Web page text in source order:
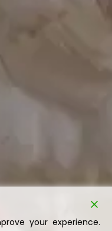
but you can opt-out if